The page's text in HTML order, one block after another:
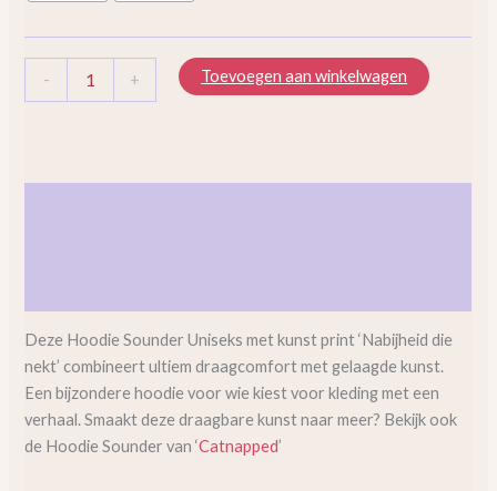
- + Toevoegen aan winkelwagen
Deze Hoodie Sounder Uniseks met kunst print ‘Nabijheid die
nekt’ combineert ultiem draagcomfort met gelaagde kunst.
Een bijzondere hoodie voor wie kiest voor kleding met een
verhaal. Smaakt deze draagbare kunst naar meer? Bekijk ook
de Hoodie Sounder van ‘Catnapped’